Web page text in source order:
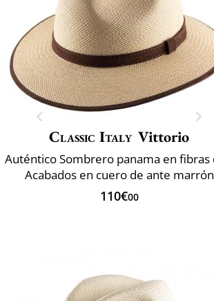
Classic Italy Vittorio
Acabados en cuero de ante marrón
110€00